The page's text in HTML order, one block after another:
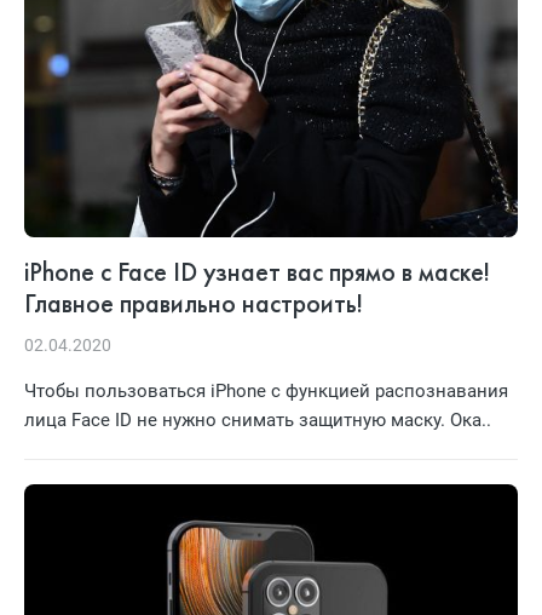
iPhone с Face ID узнает вас прямо в маске!
Главное правильно настроить!
02.04.2020
Чтобы пользоваться iPhone с функцией распознавания
лица Face ID не нужно снимать защитную маску. Ока..